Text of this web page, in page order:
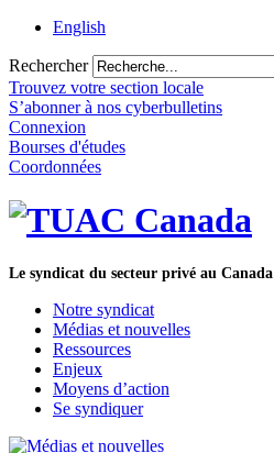
English
Rechercher
Trouvez votre section locale
S’abonner à nos cyberbulletins
Connexion
Bourses d'études
Coordonnées
Le syndicat du secteur privé au Canada
Notre syndicat
Médias et nouvelles
Ressources
Enjeux
Moyens d’action
Se syndiquer